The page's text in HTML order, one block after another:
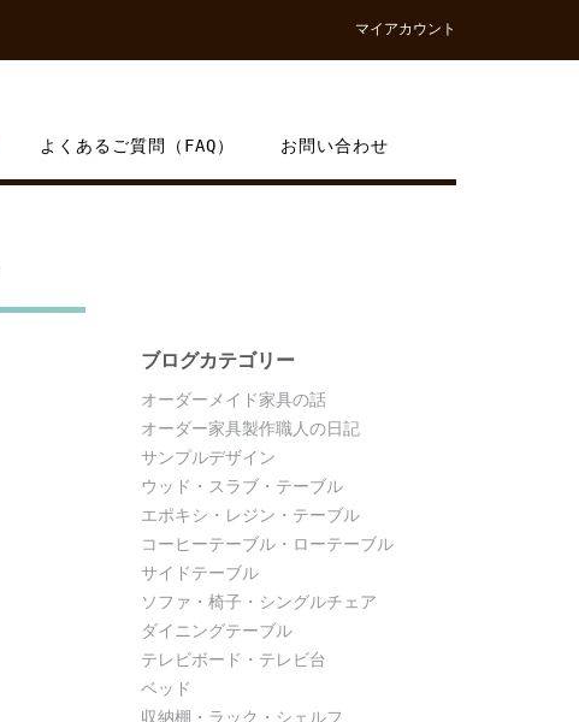
マイアカウント
よくあるご質問（FAQ） お問い合わせ
ブログカテゴリー
オーダーメイド家具の話
オーダー家具製作職人の日記
サンプルデザイン
ウッド・スラブ・テーブル
エポキシ・レジン・テーブル
コーヒーテーブル・ローテーブル
サイドテーブル
ソファ・椅子・シングルチェア
ダイニングテーブル
テレビボード・テレビ台
ベッド
収納棚・ラック・シェルフ